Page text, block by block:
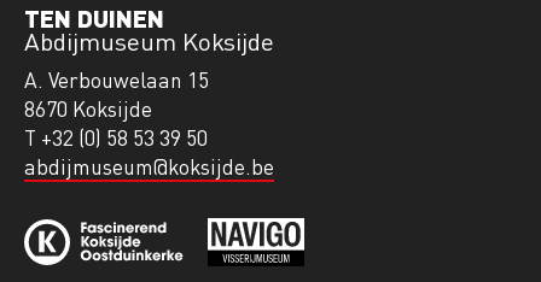
TEN DUINEN
Abdijmuseum Koksijde
A. Verbouwelaan 15
8670 Koksijde
T +32 (0) 58 53 39 50
abdijmuseum@koksijde.be